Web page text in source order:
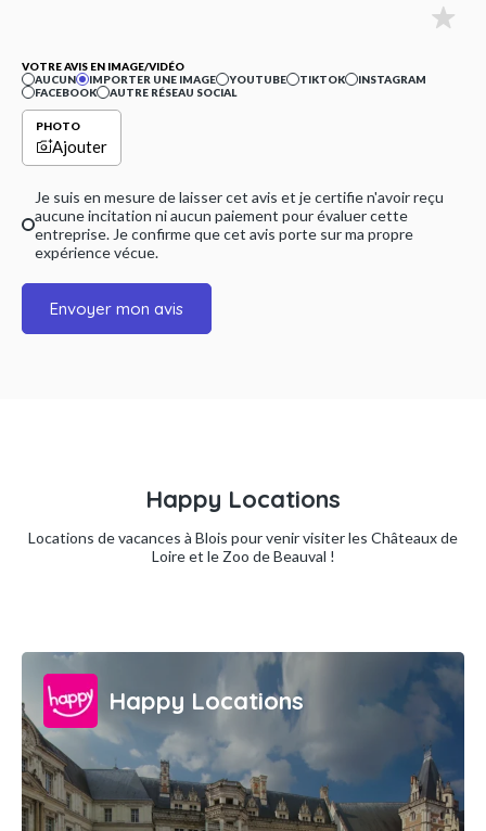
VOTRE AVIS EN IMAGE/VIDÉO
AUCUN
IMPORTER UNE IMAGE YOUTUBE TIKTOK
INSTAGRAM
FACEBOOK
AUTRE RÉSEAU SOCIAL
PHOTO
Ajouter
Je suis en mesure de laisser cet avis et je certifie n'avoir reçu
aucune incitation ni aucun paiement pour évaluer cette
entreprise. Je confirme que cet avis porte sur ma propre
expérience vécue.
Envoyer mon avis
Happy Locations
Locations de vacances à Blois pour venir visiter les Châteaux de
Loire et le Zoo de Beauval !
Happy Locations